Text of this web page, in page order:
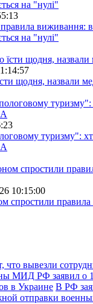
виживання:
на "нулі"
щодня, назвали
туризму":
10:15:00
спростили
вывезли
МИД РФ заявил о
в Украине В РФ
отправки